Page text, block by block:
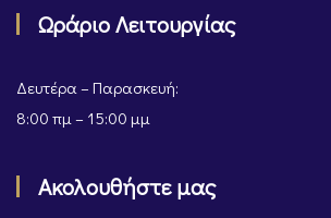
Ωράριο Λειτουργίας
Δευτέρα – Παρασκευή:
8:00 πμ – 15:00 μμ
Ακολουθήστε μας